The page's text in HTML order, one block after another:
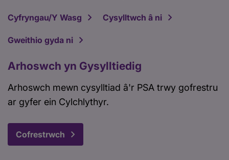
Cyfryngau/Y Wasg Cysylltwch â ni
Gweithio gyda ni
Arhoswch yn Gysylltiedig
Arhoswch mewn cysylltiad â'r PSA trwy gofrestru
ar gyfer ein Cylchlythyr.
Cofrestrwch